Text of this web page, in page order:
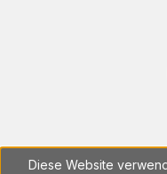
Diese Website